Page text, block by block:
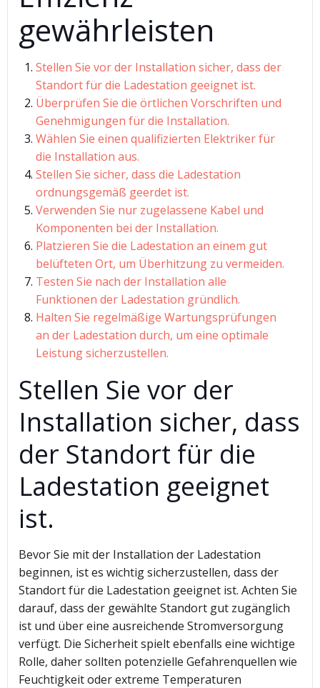
gewährleisten
Stellen Sie vor der Installation sicher, dass der
Standort für die Ladestation geeignet ist.
Überprüfen Sie die örtlichen Vorschriften und
Genehmigungen für die Installation.
Wählen Sie einen qualifizierten Elektriker für
die Installation aus.
Stellen Sie sicher, dass die Ladestation
ordnungsgemäß geerdet ist.
Verwenden Sie nur zugelassene Kabel und
Komponenten bei der Installation.
Platzieren Sie die Ladestation an einem gut
belüfteten Ort, um Überhitzung zu vermeiden.
Testen Sie nach der Installation alle
Funktionen der Ladestation gründlich.
Halten Sie regelmäßige Wartungsprüfungen
an der Ladestation durch, um eine optimale
Leistung sicherzustellen.
Stellen Sie vor der
Installation sicher, dass
der Standort für die
Ladestation geeignet
ist.
Bevor Sie mit der Installation der Ladestation
beginnen, ist es wichtig sicherzustellen, dass der
Standort für die Ladestation geeignet ist. Achten Sie
darauf, dass der gewählte Standort gut zugänglich
ist und über eine ausreichende Stromversorgung
verfügt. Die Sicherheit spielt ebenfalls eine wichtige
Rolle, daher sollten potenzielle Gefahrenquellen wie
Feuchtigkeit oder extreme Temperaturen